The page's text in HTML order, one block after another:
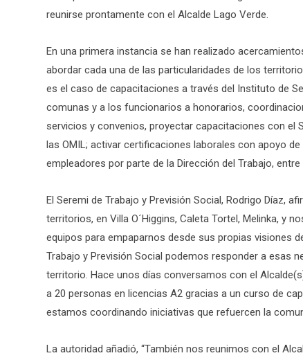
reunirse prontamente con el Alcalde Lago Verde.
En una primera instancia se han realizado
abordar cada una de las particularidades de los
es el caso de capacitaciones a través del Instituto de
comunas y a los funcionarios a honorarios,
servicios y convenios, proyectar capacitaciones con el
las OMIL; activar certificaciones laborales con apoyo
empleadores por parte de la Dirección del Trabajo, entre
El Seremi de Trabajo y Previsión Social, Rodrigo Díaz,
territorios, en Villa O´Higgins, Caleta Tortel, Melinka, y
equipos para empaparnos desde sus propias visiones
Trabajo y Previsión Social podemos responder a esas
territorio. Hace unos días conversamos con el
a 20 personas en licencias A2 gracias a un curso de
estamos coordinando iniciativas que refuercen la
La autoridad añadió, “También nos reunimos con el